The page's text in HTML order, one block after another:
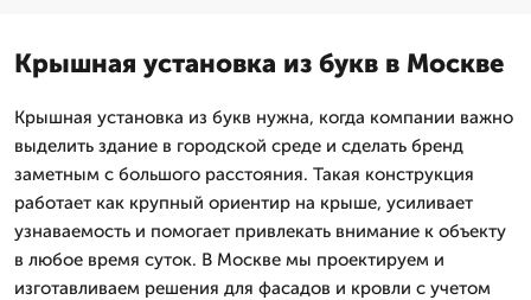
Крышная установка из букв в Москве
Крышная установка из букв нужна, когда компании важно
выделить здание в городской среде и сделать бренд
заметным с большого расстояния. Такая конструкция
работает как крупный ориентир на крыше, усиливает
узнаваемость и помогает привлекать внимание к объекту
в любое время суток. В Москве мы проектируем и
изготавливаем решения для фасадов и кровли с учетом